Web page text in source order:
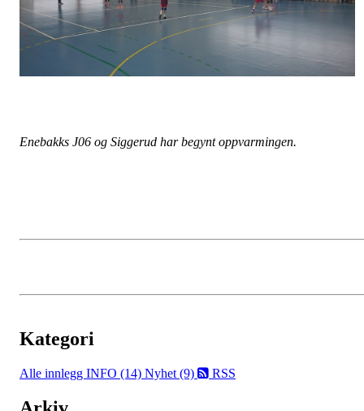
Enebakks J06 og Siggerud har begyntoppvarmingen.
Kategori
Alle innlegg INFO (14) Nyhet (9) RSS